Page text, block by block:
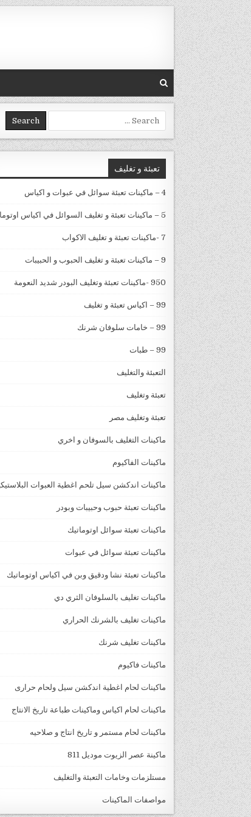
Skip to content
Search for:
تعبئة و تغليف
4 – ماكينات تعبئة سوائل في عبوات و اكياس
5 – ماكينات تعبئة و تغليف السوائل في اكياس اوتوماتيك
7 -ماكينات تعبئة و تغليف الاكواب
9 – ماكينات تعبئة و تغليف الحبوب و الحبيبات
950 -ماكينات تعبئة وتغليف البودر شديد النعومة
99 – اكياس تعبئة و تغليف
99 – خامات سلوفان شرنك
99 – طبات
التعبئة والتغليف
تعبئة وتغليف
تعبئة وتغليف مصر
ماكينات التغليف بالسوفان و اخري
ماكينات الفاكيوم
ماكينات اندكشن سيل تلحم اغطية العبوات
ماكينات تعبئة حبوب وحبيبات وبودر
ماكينات تعبئة سوائل اوتوماتيك
ماكينات تعبئة سوائل في عبوات
ماكينات تعبئة نشا ودقيق وبن في اكياس اوتوماتيك
ماكينات تغليف بالسلوفان الثري دي
ماكينات تغليف بالشرنك الحراري
ماكينات تغليف شرنك
ماكينات فاكيوم
ماكينات لحام اغطية اندكشن سيل ولحام حرارى
ماكينات لحام اكياس وماكينات طباعة تاريخ الانتاج
ماكينات لحام مستمر و تاريخ انتاج و صلاحيه
ماكينة عصر الزيوت موديل 811
مستلزمات وخامات التعبئة والتغليف
مواصفات الماكينات